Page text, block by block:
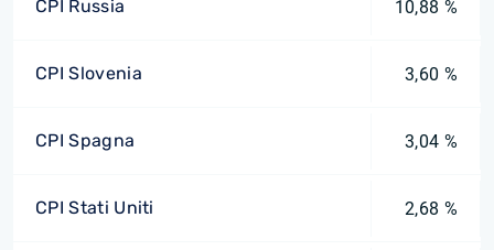
CPI Russia 10,88 %
CPI Slovenia 3,60 %
CPI Spagna 3,04 %
CPI Stati Uniti 2,68 %